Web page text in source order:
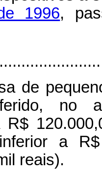
1996,
de
no
R$
a
reais).